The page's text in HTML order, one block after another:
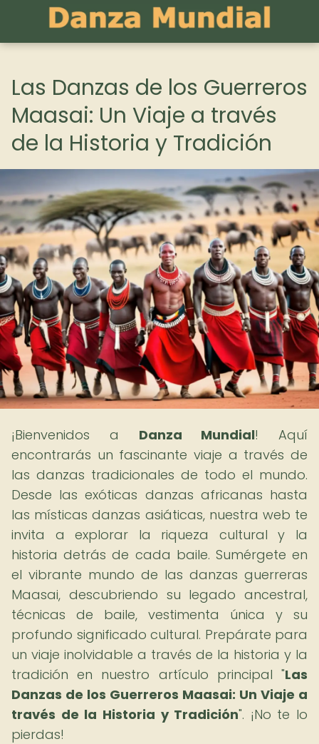
Las Danzas de los Guerreros
Maasai: Un Viaje a través
de la Historia y Tradición
¡Bienvenidos a Danza Mundial! Aquí
encontrarás un fascinante viaje a través de
las danzas tradicionales de todo el mundo.
Desde las exóticas danzas africanas hasta
las místicas danzas asiáticas, nuestra web te
invita a explorar la riqueza cultural y la
historia detrás de cada baile. Sumérgete en
el vibrante mundo de las danzas guerreras
Maasai, descubriendo su legado ancestral,
técnicas de baile, vestimenta única y su
profundo significado cultural. Prepárate para
un viaje inolvidable a través de la historia y la
tradición en nuestro artículo principal "Las
Danzas de los Guerreros Maasai: Un Viaje a
través de la Historia y Tradición". ¡No te lo
pierdas!